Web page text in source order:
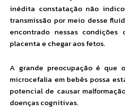
inédita constatação não
transmissão por meio desse
encontrado nessas condições
placenta e chegar aos fetos.
A grande preocupação é que
microcefalia em bebês possa
potencial de causar
doenças cognitivas.